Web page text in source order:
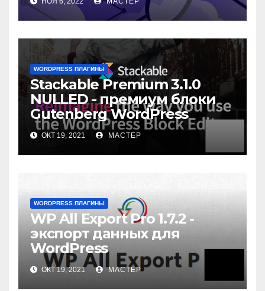
WORDPRESS ПЛАГИНЫ
Stackable Premium 3.1.0
NULLED - премиум блоки
Gutenberg WordPress
ОКТ 19, 2021 МАСТЕР
WORDPRESS ПЛАГИНЫ
WP All Export Pro 1.7.2 -
экспорт данных для
WordPress
ОКТ 19, 2021 МАСТЕР